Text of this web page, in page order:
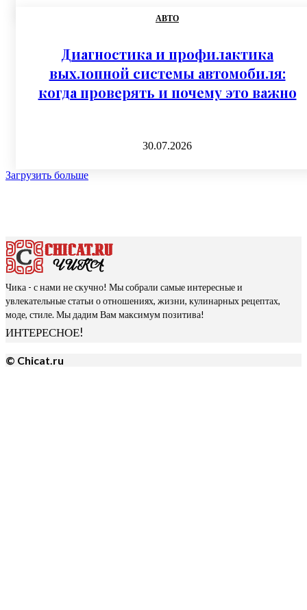
АВТО
Диагностика и профилактика
выхлопной системы автомобиля:
когда проверять и почему это важно
30.07.2026
Загрузить больше
Чика - с нами не скучно! Мы собрали самые интересные и
увлекательные статьи о отношениях, жизни, кулинарных рецептах,
моде, стиле. Мы дадим Вам максимум позитива!
ИНТЕРЕСНОЕ!
© Chicat.ru